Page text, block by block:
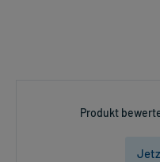
Produkt